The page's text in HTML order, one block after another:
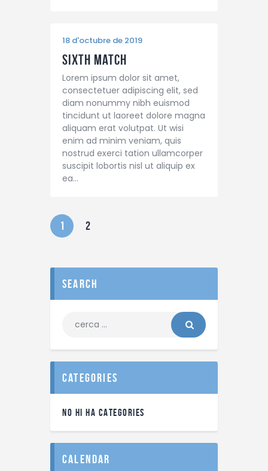
18 d'octubre de 2019
Sixth Match
Lorem ipsum dolor sit amet,
consectetuer adipiscing elit, sed
diam nonummy nibh euismod
tincidunt ut laoreet dolore magna
aliquam erat volutpat. Ut wisi
enim ad minim veniam, quis
nostrud exerci tation ullamcorper
suscipit lobortis nisl ut aliquip ex
ea…
1 2
search
categories
NO HI HA CATEGORIES
calendar